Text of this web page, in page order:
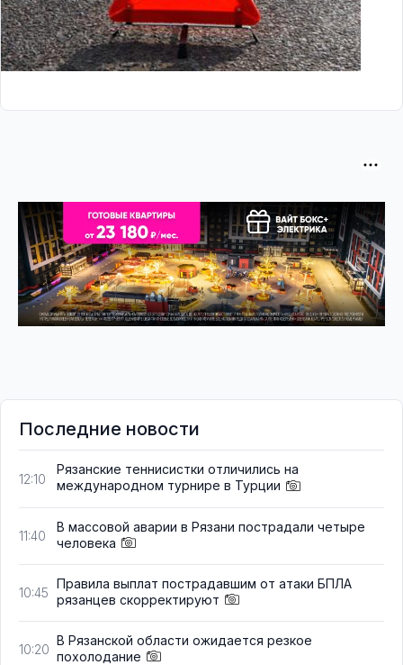
Последние новости
12:10
Рязанские теннисистки отличились на
международном турнире в Турции
11:40
В массовой аварии в Рязани пострадали четыре
человека
10:45
Правила выплат пострадавшим от атаки БПЛА
рязанцев скорректируют
10:20
В Рязанской области ожидается резкое
похолодание